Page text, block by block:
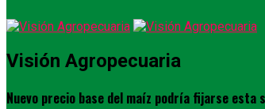
Visión Agropecuaria
Nuevo precio base del maíz podría fijarse esta